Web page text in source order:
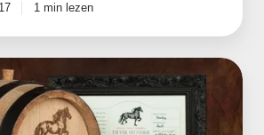
1 min lezen